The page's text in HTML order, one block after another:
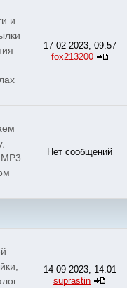
и
17 02 2023, 09:57
fox213200
Нет сообщений
14 09 2023, 14:01
suprastin